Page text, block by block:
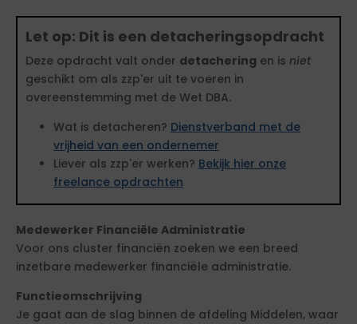
Let op: Dit is een detacheringsopdracht
Deze opdracht valt onder detachering en is niet
geschikt om als zzp'er uit te voeren in
overeenstemming met de Wet DBA.
Wat is detacheren? Dienstverband met de
vrijheid van een ondernemer
Liever als zzp'er werken? Bekijk hier onze
freelance opdrachten
Medewerker Financiële Administratie
Voor ons cluster financiën zoeken we een breed
inzetbare medewerker financiële administratie.
Functieomschrijving
Je gaat aan de slag binnen de afdeling Middelen, waar